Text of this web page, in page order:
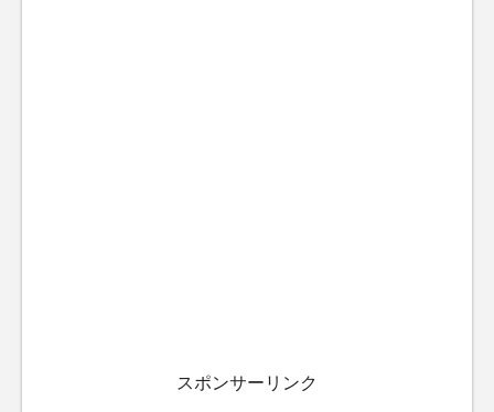
スポンサーリンク